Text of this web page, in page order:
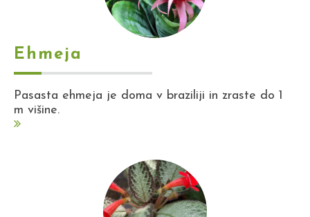
Ehmeja
Pasasta ehmeja je doma v braziliji in zraste do 1
m višine.